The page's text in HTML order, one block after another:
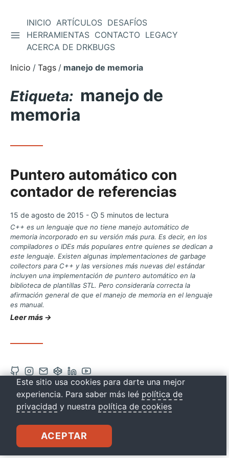
Saltar
contenido
ALTERNAR BARRA LATERAL
INICIO ARTÍCULOS DESAFÍOS
HERRAMIENTAS CONTACTO LEGACY
ACERCA DE DRKBUGS
Inicio
Tags manejo de memoria
Etiqueta: manejo de
memoria
Puntero automático con
contador de referencias
15 de agosto de 2015 - 5 minutos de lectura
C++ es un lenguaje que no tiene manejo automático de
memoria incorporado en su versión más pura. Es decir, en los
compiladores o IDEs más populares entre quienes se dedican a
este lenguaje. Existen algunas implementaciones de garbage
collectors para C++ y las versiones más nuevas del estándar
incluyen una implementación de puntero automático en la
biblioteca de plantillas STL. Pero consideraría correcta la
afirmación general de que el manejo de memoria en el lenguaje
es manual.
Leer más →
Abrir
cuenta
de
Github
en
nueva
Abrir
cuenta
de
Instagram
en
nueva
Contacto
vía
correo
Abrir
cuenta
de
Codepen
en
una
nueva
Abrir
cuenta
de
Linkedin
en
una
nueva
Abrir
cuenta
de
Youtube
en
una
nueva
drkbugs
Este sitio usa cookies para darte una mejor
experiencia. Para saber más leé política de
privacidad y nuestra política de cookies
ACEPTAR